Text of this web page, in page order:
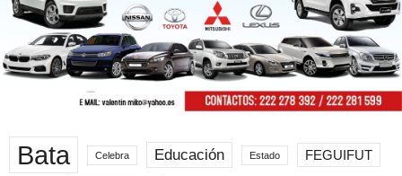
Bata Celebra Educación Estado FEGUIFUT